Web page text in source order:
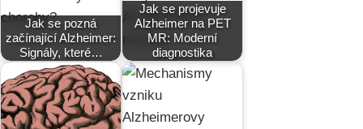
Jak se pozná
začínající Alzheimer:
Signály, které…
Jak se projevuje
Alzheimer na PET
MR: Moderní
diagnostika